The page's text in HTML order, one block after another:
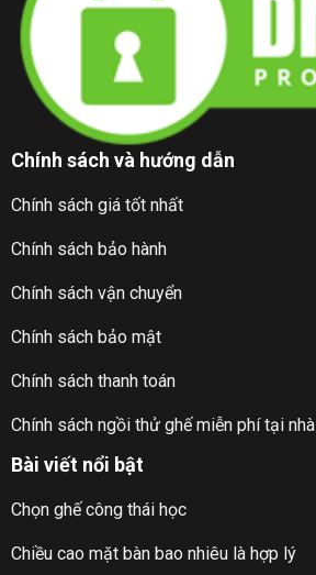
Chính sách và hướng dẫn
Chính sách giá tốt nhất
Chính sách bảo hành
Chính sách vận chuyển
Chính sách bảo mật
Chính sách thanh toán
Chính sách ngồi thử ghế miễn phí tại nhà
Bài viết nổi bật
Chọn ghế công thái học
Chiều cao mặt bàn bao nhiêu là hợp lý